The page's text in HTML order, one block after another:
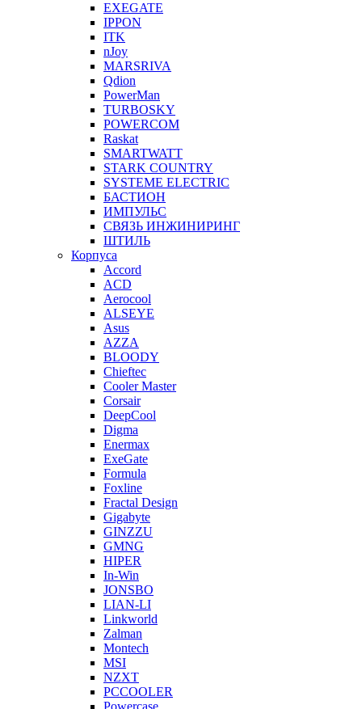
EXEGATE
IPPON
ITK
nJoy
MARSRIVA
Qdion
PowerMan
TURBOSKY
POWERCOM
Raskat
SMARTWATT
STARK COUNTRY
SYSTEME ELECTRIC
БАСТИОН
ИМПУЛЬС
СВЯЗЬ ИНЖИНИРИНГ
ШТИЛЬ
Корпуса
Accord
ACD
Aerocool
ALSEYE
Asus
AZZA
BLOODY
Chieftec
Cooler Master
Corsair
DeepCool
Digma
Enermax
ExeGate
Formula
Foxline
Fractal Design
Gigabyte
GINZZU
GMNG
HIPER
In-Win
JONSBO
LIAN-LI
Linkworld
Zalman
Montech
MSI
NZXT
PCCOOLER